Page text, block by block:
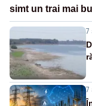
simt un trai mai
7
7